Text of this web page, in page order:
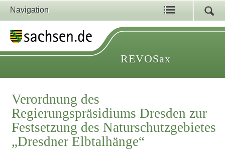
Navigation
REVOSax
Verordnung des
Regierungspräsidiums Dresden zur
Festsetzung des Naturschutzgebietes
„Dresdner Elbtalhänge“